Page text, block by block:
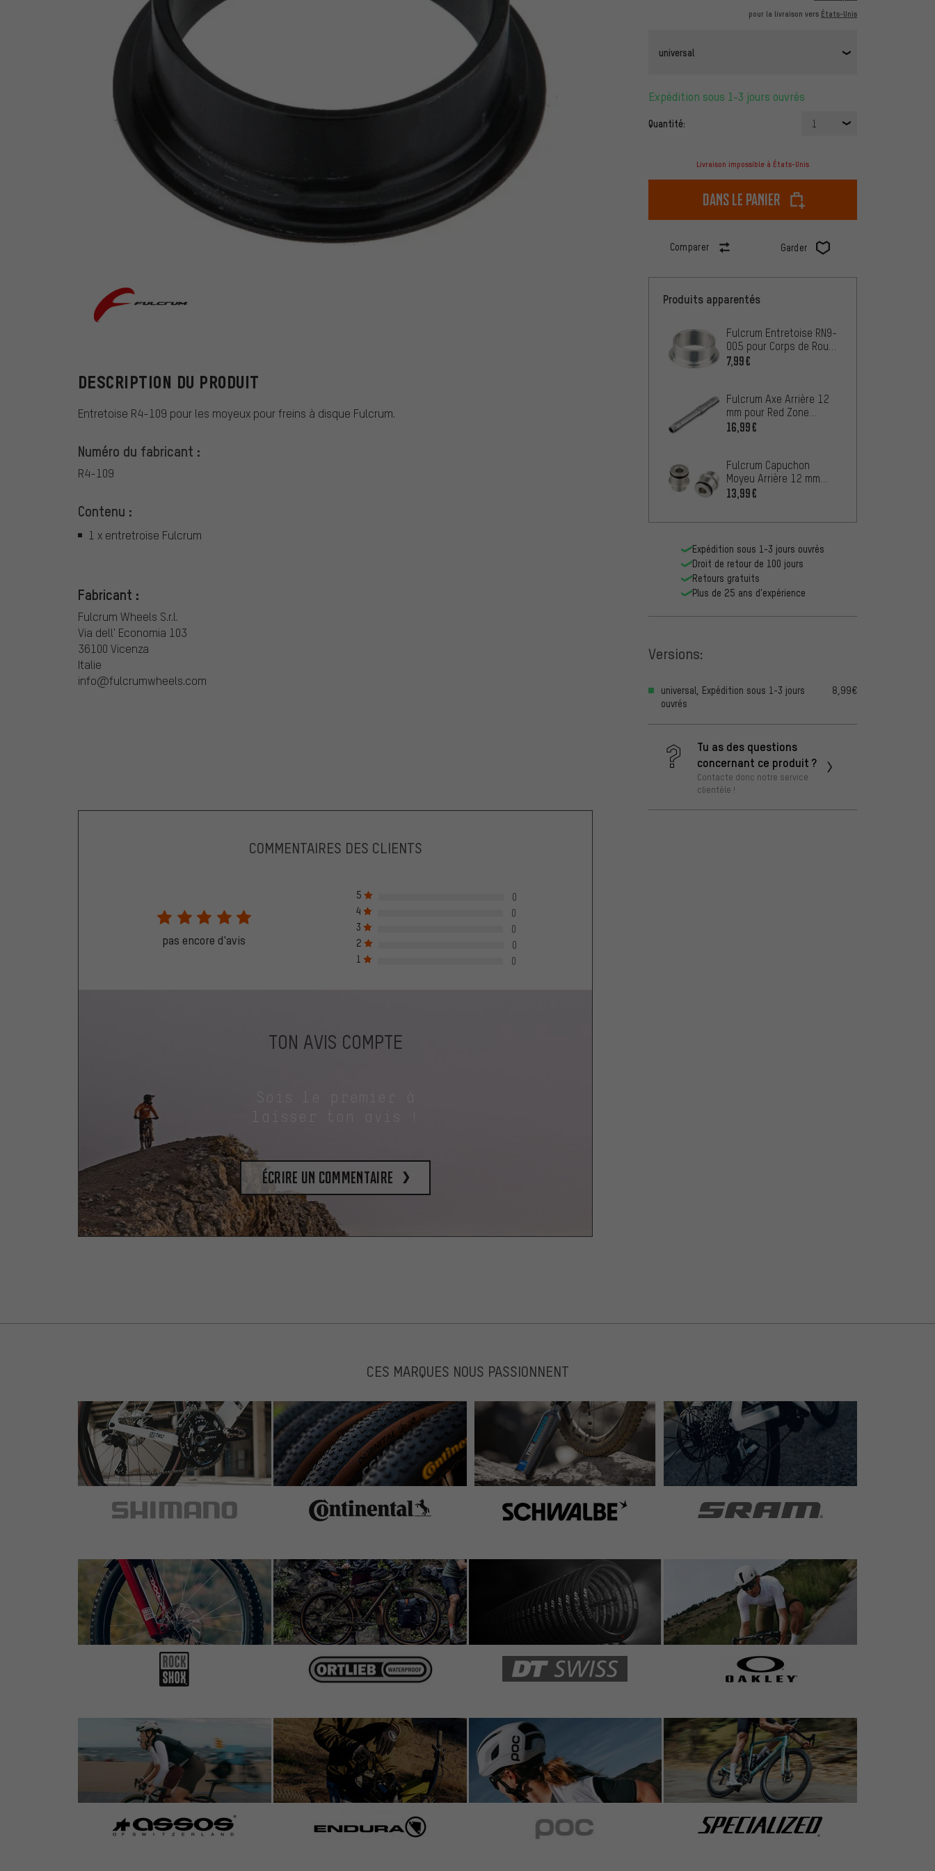
pour la livraison vers États-Unis
universal
Expédition sous 1-3 jours ouvrés
Quantité: 1
Livraison impossible à États-Unis
dans le panier
Comparer Garder
DESCRIPTION DU PRODUIT
Entretoise R4-109 pour les moyeux pour freins à disque Fulcrum.
Numéro du fabricant :
R4-109
Contenu :
1 x entretroise Fulcrum
Fabricant :
Fulcrum Wheels S.r.l.
Via dell' Economia 103
36100 Vicenza
Italie
info@fulcrumwheels.com
Produits apparentés
Fulcrum Entretoise RN9-
005 pour Corps de Roue
Libre
7,99€
Fulcrum Axe Arrière 12
mm pour Red Zone
5/7/Red Fire 5/Red
16,99€
Fulcrum Capuchon
Moyeu Arrière 12 mm
Red Power
13,99€
Expédition sous 1-3 jours ouvrés
Droit de retour de 100 jours
Retours gratuits
Plus de 25 ans d'expérience
Versions:
universal, Expédition sous 1-3 jours
ouvrés
8,99€
Tu as des questions
concernant ce produit ?
Contacte donc notre service
clientèle !
COMMENTAIRES DES CLIENTS
pas encore d'avis
5
0
4
0
3
0
2
0
1
0
TON AVIS COMPTE
laisser ton avis !
Écrire un commentaire
CES MARQUES NOUS PASSIONNENT